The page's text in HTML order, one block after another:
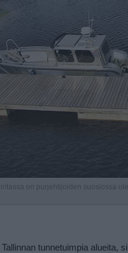
on purjehtijoiden suosiossa
tunnetuimpia